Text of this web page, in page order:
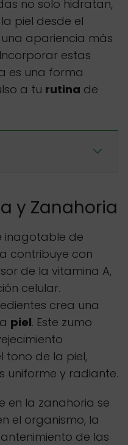
no solo hidratan,
piel desde el
apariencia más
estas
es una forma
a tu rutina de
y Zanahoria
inagotable de
contribuye con
de la vitamina A,
celular.
crea una
piel. Este zumo
tono de la piel,
uniforme y radiante.
en la zanahoria se
el organismo, la
de las